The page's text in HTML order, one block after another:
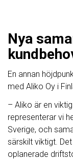
Nya
En annan
med Aliko Oy i
– Aliko är en
representerar vi
Sverige, och
särskilt viktigt.
oplanerade